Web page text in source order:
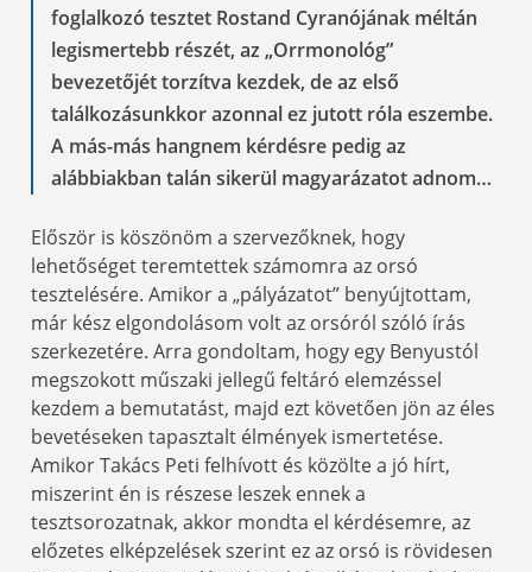
foglalkozó tesztet Rostand Cyranójának méltán
legismertebb részét, az „Orrmonológ”
bevezetőjét torzítva kezdek, de az első
találkozásunkkor azonnal ez jutott róla eszembe.
A más-más hangnem kérdésre pedig az
alábbiakban talán sikerül magyarázatot adnom…
Először is köszönöm a szervezőknek, hogy
lehetőséget teremtettek számomra az orsó
tesztelésére. Amikor a „pályázatot” benyújtottam,
már kész elgondolásom volt az orsóról szóló írás
szerkezetére. Arra gondoltam, hogy egy Benyustól
megszokott műszaki jellegű feltáró elemzéssel
kezdem a bemutatást, majd ezt követően jön az éles
bevetéseken tapasztalt élmények ismertetése.
Amikor Takács Peti felhívott és közölte a jó hírt,
miszerint én is részese leszek ennek a
tesztsorozatnak, akkor mondta el kérdésemre, az
előzetes elképzelések szerint ez az orsó is rövidesen